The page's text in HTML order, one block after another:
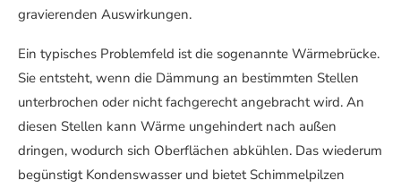
gravierenden Auswirkungen.
Ein typisches Problemfeld ist die sogenannte Wärmebrücke.
Sie entsteht, wenn die Dämmung an bestimmten Stellen
unterbrochen oder nicht fachgerecht angebracht wird. An
diesen Stellen kann Wärme ungehindert nach außen
dringen, wodurch sich Oberflächen abkühlen. Das wiederum
begünstigt Kondenswasser und bietet Schimmelpilzen